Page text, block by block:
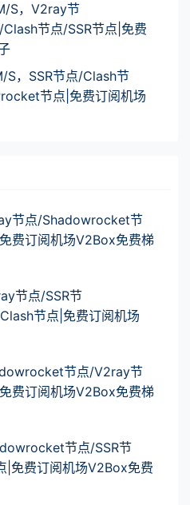
S，V2ray节
节点/SSR节点|免费
S，SSR节点/Clash节
节点|免费订阅机场
节点/Shadowrocket节
费订阅机场V2Box免费梯
节点/SSR节
节点|免费订阅机场
节点/V2ray节
费订阅机场V2Box免费梯
节点/SSR节
|免费订阅机场V2Box免费